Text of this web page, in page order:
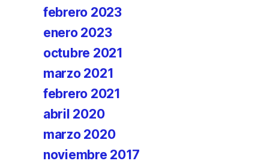
febrero 2023
enero 2023
octubre 2021
marzo 2021
febrero 2021
abril 2020
marzo 2020
noviembre 2017